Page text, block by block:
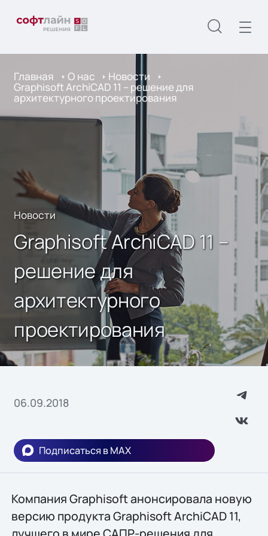
Главная О нас Новости
Graphisoft ArchiCAD 11 – решение для
архитектурного проектирования
Новости
Graphisoft ArchiCAD 11 –
решение для
архитектурного
проектирования
06.09.2018
Подписаться в MAX
Компания Graphisoft анонсировала новую
версию продукта Graphisoft ArchiCAD 11,